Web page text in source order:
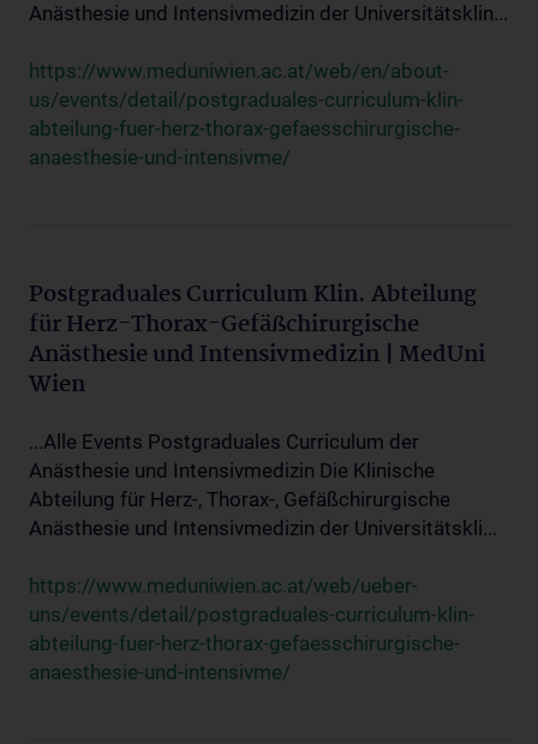
Anästhesie und Intensivmedizin der Universitätsklin...
https://www.meduniwien.ac.at/web/en/about-
us/events/detail/postgraduales-curriculum-klin-
abteilung-fuer-herz-thorax-gefaesschirurgische-
anaesthesie-und-intensivme/
Postgraduales Curriculum Klin. Abteilung
für Herz-Thorax-Gefäßchirurgische
Anästhesie und Intensivmedizin | MedUni
Wien
...Alle Events Postgraduales Curriculum der
Anästhesie und Intensivmedizin Die Klinische
Abteilung für Herz-, Thorax-, Gefäßchirurgische
Anästhesie und Intensivmedizin der Universitätskli...
https://www.meduniwien.ac.at/web/ueber-
uns/events/detail/postgraduales-curriculum-klin-
abteilung-fuer-herz-thorax-gefaesschirurgische-
anaesthesie-und-intensivme/